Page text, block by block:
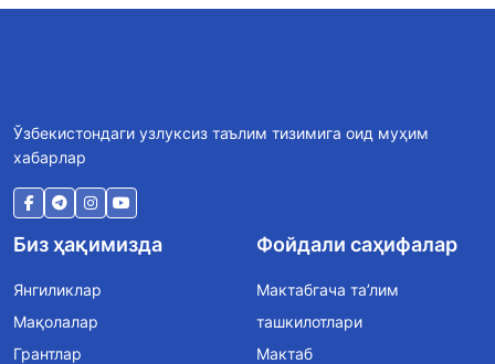
Ўзбекистондаги узлуксиз таълим тизимига оид муҳим
хабарлар
Биз ҳақимизда
Янгиликлар
Мақолалар
Грантлар
Фойдали саҳифалар
Мактабгача та’лим
ташкилотлари
Мактаб